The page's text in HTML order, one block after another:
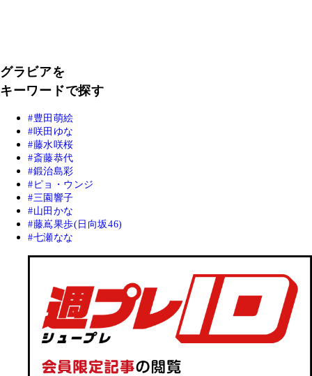
グラビアを
キーワードで探す
豊田萌絵
咲田ゆな
藤水咲桜
斎藤恭代
鍛治島彩
ピョ・ウンジ
三園響子
山田かな
藤嶌果歩(日向坂46)
七瀬なな